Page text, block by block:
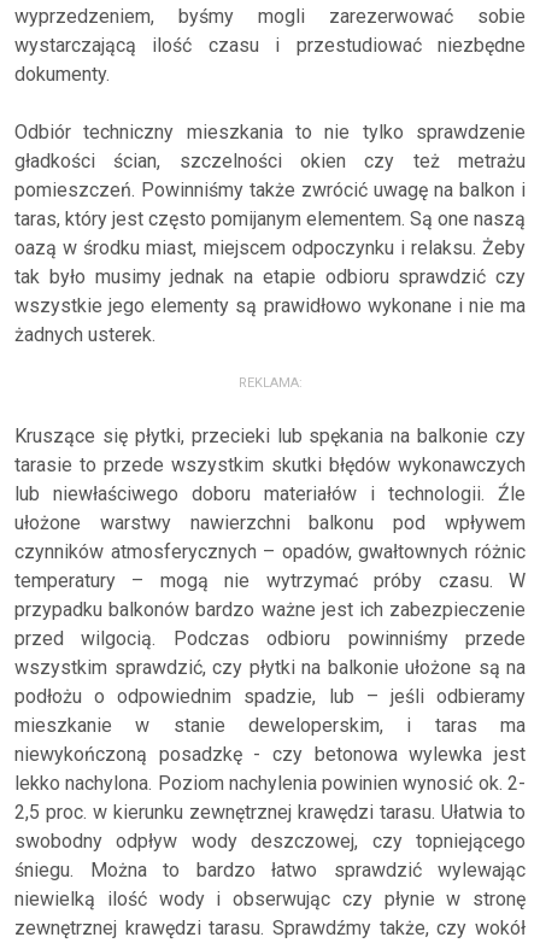
wyprzedzeniem, byśmy mogli zarezerwować sobie
wystarczającą ilość czasu i przestudiować niezbędne
dokumenty.
Odbiór techniczny mieszkania to nie tylko sprawdzenie
gładkości ścian, szczelności okien czy też metrażu
pomieszczeń. Powinniśmy także zwrócić uwagę na balkon i
taras, który jest często pomijanym elementem. Są one naszą
oazą w środku miast, miejscem odpoczynku i relaksu. Żeby
tak było musimy jednak na etapie odbioru sprawdzić czy
wszystkie jego elementy są prawidłowo wykonane i nie ma
żadnych usterek.
REKLAMA:
Kruszące się płytki, przecieki lub spękania na balkonie czy
tarasie to przede wszystkim skutki błędów wykonawczych
lub niewłaściwego doboru materiałów i technologii. Źle
ułożone warstwy nawierzchni balkonu pod wpływem
czynników atmosferycznych – opadów, gwałtownych różnic
temperatury – mogą nie wytrzymać próby czasu. W
przypadku balkonów bardzo ważne jest ich zabezpieczenie
przed wilgocią. Podczas odbioru powinniśmy przede
wszystkim sprawdzić, czy płytki na balkonie ułożone są na
podłożu o odpowiednim spadzie, lub – jeśli odbieramy
mieszkanie w stanie deweloperskim, i taras ma
niewykończoną posadzkę - czy betonowa wylewka jest
lekko nachylona. Poziom nachylenia powinien wynosić ok. 2-
2,5 proc. w kierunku zewnętrznej krawędzi tarasu. Ułatwia to
swobodny odpływ wody deszczowej, czy topniejącego
śniegu. Można to bardzo łatwo sprawdzić wylewając
niewielką ilość wody i obserwując czy płynie w stronę
zewnętrznej krawędzi tarasu. Sprawdźmy także, czy wokół